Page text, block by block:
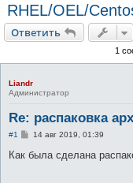
RHEL/OEL/
Ответить
1
Liandr
Администратор
Re: распаковка
#1
С
о
14 авг 2019, 01:39
Как была сделана